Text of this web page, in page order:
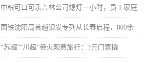
中粮可口可乐吉林公司熄灯一小时，员工家庭
国铁沈阳局首趟银发专列从长春启程，800余
“苏超”“川超”带火观赛旅行：1元门票撬